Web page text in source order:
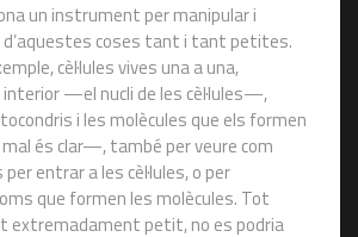
un instrument per manipular i
coses tant i tant petites.
cèl·lules vives una a una,
interior —el nucli de les cèl·lules—,
i les molècules que els formen
és clar—, també per veure com
entrar a les cèl·lules, o per
que formen les molècules. Tot
extremadament petit, no es podria